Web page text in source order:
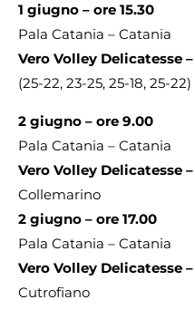
1 giugno – ore 15.30
Pala Catania – Catania
Vero Volley Delicatesse –
(25-22, 23-25, 25-18, 25-22)
2 giugno – ore 9.00
Pala Catania – Catania
Vero Volley Delicatesse –
Collemarino
2 giugno – ore 17.00
Pala Catania – Catania
Vero Volley Delicatesse –
Cutrofiano